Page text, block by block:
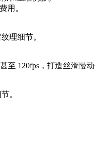
用。
理细节。
至 120fps，打造丝滑慢
。